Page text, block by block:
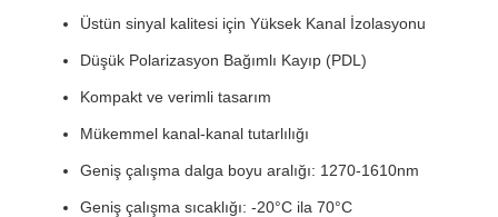
Üstün sinyal kalitesi için Yüksek Kanal İzolasyonu
Düşük Polarizasyon Bağımlı Kayıp (PDL)
Kompakt ve verimli tasarım
Mükemmel kanal-kanal tutarlılığı
Geniş çalışma dalga boyu aralığı: 1270-1610nm
Geniş çalışma sıcaklığı: -20°C ila 70°C